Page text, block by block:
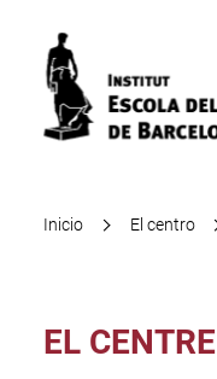
Inicio El centro
EL CENTRE